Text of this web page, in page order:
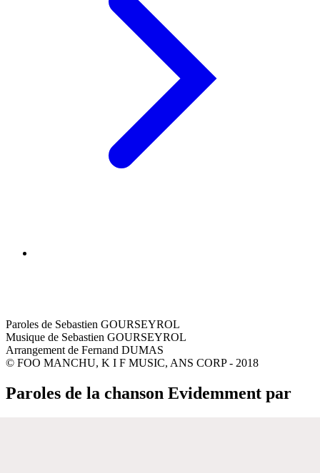
Paroles de Sebastien GOURSEYROL
Musique de Sebastien GOURSEYROL
Arrangement de Fernand DUMAS
© FOO MANCHU, K I F MUSIC, ANS CORP - 2018
Paroles de la chanson Evidemment par